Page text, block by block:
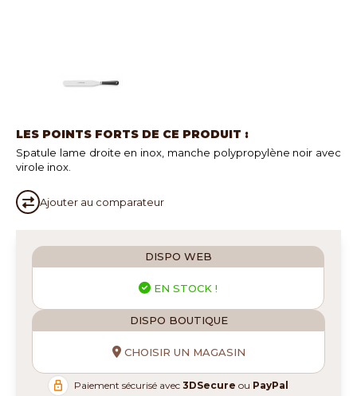
LES POINTS FORTS DE CE PRODUIT :
Spatule lame droite en inox, manche polypropylène noir avec
virole inox.
Ajouter au comparateur
DISPO WEB
EN STOCK !
DISPO BOUTIQUE
CHOISIR UN MAGASIN
Paiement sécurisé avec3DSecure ou PayPal